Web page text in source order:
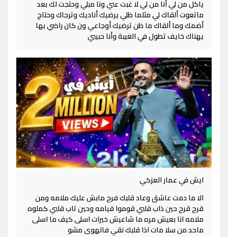
ياكل من لي أنا من لي لا غبت عني ونا مبلي وحتجت لك بعد
ماتعوت ألقاك لي مثلما ظلي يرضيك أناديك وترجاك وحتاج
أضمك وما ألقاك ما ظن ترضيك أوجاعي ون كان راضي بها
يهناك خايف تطول في الغيبة وأنا حبيبي
ايش في عمار العزكي
الا ما دمت عاشق وعاد قلبك فرح مابش عليك ملامه ومن
قرح قرح حين ذاب قلبي قوموا قيامه وحين تاب قلبي كملوه
ملامه انا بعيش مره ما شاعيش خيرات اسلى كيف ما اسلى
ماحد من سلا مات اذا قلبك نقي فالهوى مشو